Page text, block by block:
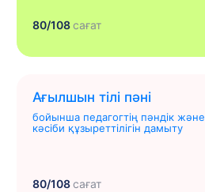
80/108сағат
Ағылшын тілі пәні
бойынша педагогтің пәндік және
кәсіби құзыреттілігін дамыту
80/108сағат